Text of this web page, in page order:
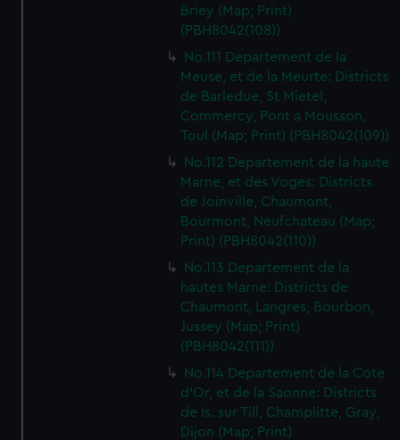
Briey (Map; Print)
(PBH8042(108))
No.111 Departement de la
Meuse, et de la Meurte: Districts
de Barledue, St Mietel,
Commercy, Pont a Mousson,
Toul (Map; Print) (PBH8042(109))
No.112 Departement de la haute
Marne, et des Voges: Districts
de Joinville, Chaumont,
Bourmont, Neufchateau (Map;
Print) (PBH8042(110))
No.113 Departement de la
hautes Marne: Districts de
Chaumont, Langres, Bourbon,
Jussey (Map; Print)
(PBH8042(111))
No.114 Departement de la Cote
d'Or, et de la Saonne: Districts
de Is. sur Till, Champlitte, Gray,
Dijon (Map; Print)